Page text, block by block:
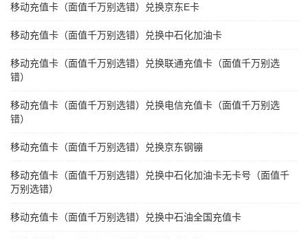
移动充值卡（面值千万别选错）兑换京东E卡
移动充值卡（面值千万别选错）兑换中石化加油卡
移动充值卡（面值千万别选错）兑换联通充值卡（面值千万别选
错）
移动充值卡（面值千万别选错）兑换电信充值卡（面值千万别选
错）
移动充值卡（面值千万别选错）兑换京东钢镚
移动充值卡（面值千万别选错）兑换中石化加油卡无卡号（面值千
万别选错）
移动充值卡（面值千万别选错）兑换中石油全国充值卡